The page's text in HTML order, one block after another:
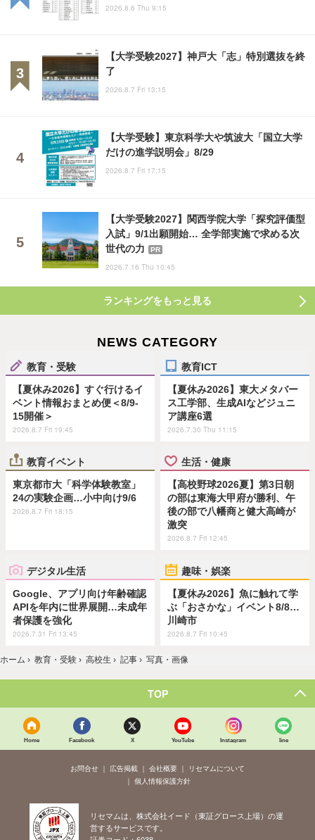
2026.8.6 Thu 9:15
【大学受験2027】神戸大「志」特別選抜を終
了
2026.8.7 Fri 13:15
【大学受験】東京科学大や筑波大「国立大学
だけの進学説明会」8/29
2026.8.7 Fri 17:15
【大学受験2027】関西学院大学「探究評価型
入試」9/1出願開始… 全学部実施で求める次
世代の力
PR
2026.7.16 Thu 10:45
ランキングをもっと見る
NEWS CATEGORY
教育・受験
【夏休み2026】すぐ行けるイ
ベント情報おまとめ便＜8/9-
15開催＞
2026.8.7 Fri 19:45
教育ICT
【夏休み2026】東大メタバー
ス工学部、生成AIなどジュニ
ア講座6選
2026.7.30 Thu 11:15
教育イベント
東京都市大「科学体験教室」
24の実験企画…小中向け9/6
2026.8.7 Fri 18:15
生活・健康
【高校野球2026夏】第3日朝
の部は東海大甲府が勝利、午
後の部で八幡商と健大高崎が
激突
2026.8.7 Fri 12:45
デジタル生活
Google、アプリ向け年齢確認
APIを年内に世界展開…未成年
者保護を強化
2026.7.31 Fri 13:45
趣味・娯楽
【夏休み2026】魚に触れて学
ぶ「おさかな」イベント8/8…
川崎市
2026.8.7 Fri 10:45
ホーム › 教育・受験 › 高校生 › 記事 › 写真・画像
TOP
Home Facebook X YouTube Instagram line
お問合せ 広告掲載 会社概要
リセマムについて
個人情報保護方針
リセマムは、株式会社イード（東証グロース上場）の運
営するサービスです。